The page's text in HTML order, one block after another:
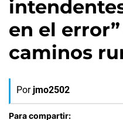
en el
caminos
Por jmo2502
Para compartir: